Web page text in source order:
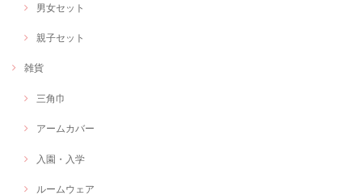
男女セット
親子セット
雑貨
三角巾
アームカバー
入園・入学
ルームウェア